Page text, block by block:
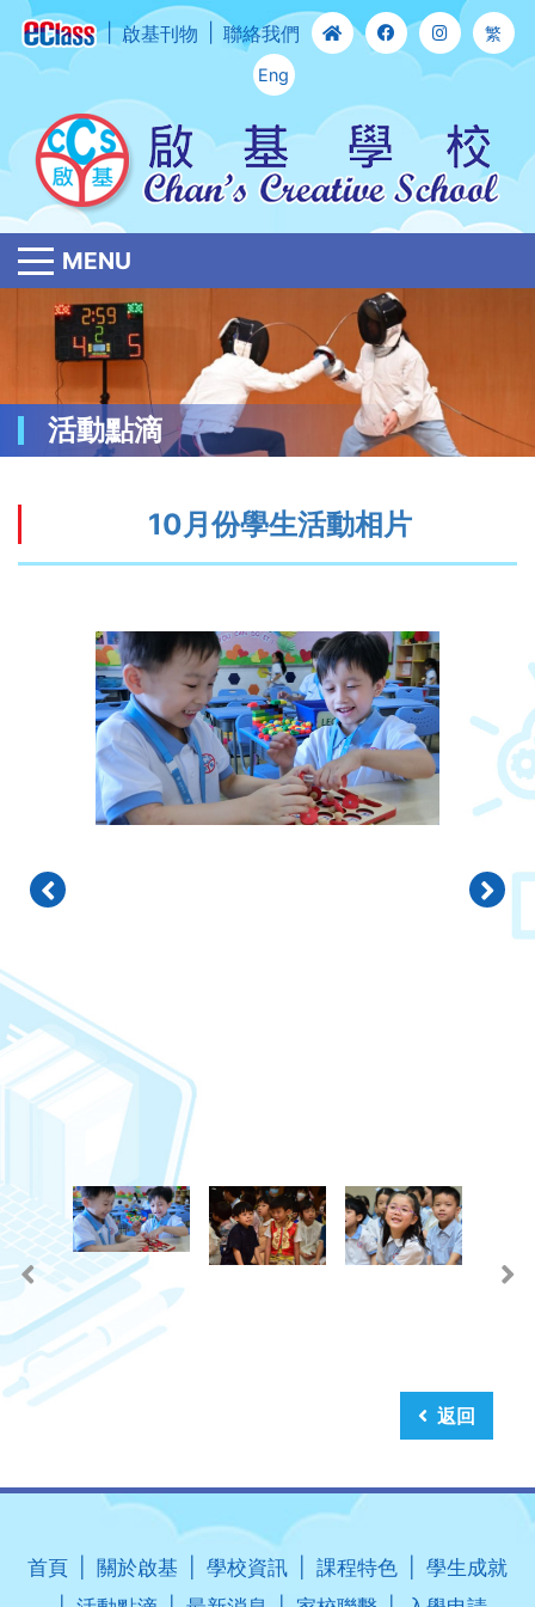
啟基刊物 聯絡我們 繁
Eng
MENU
活動點滴
10月份學生活動相片
返回
首頁 關於啟基 學校資訊 課程特色
學生成就